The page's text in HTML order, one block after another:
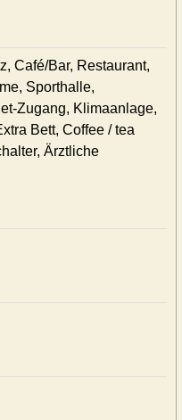
Café/Bar, Restaurant,
Sporthalle,
Zugang, Klimaanlage,
Bett, Coffee / tea
Ärztliche